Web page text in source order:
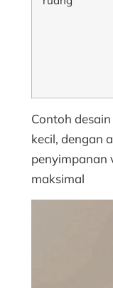
Contoh
kecil, dengan
penyimpanan
maksimal